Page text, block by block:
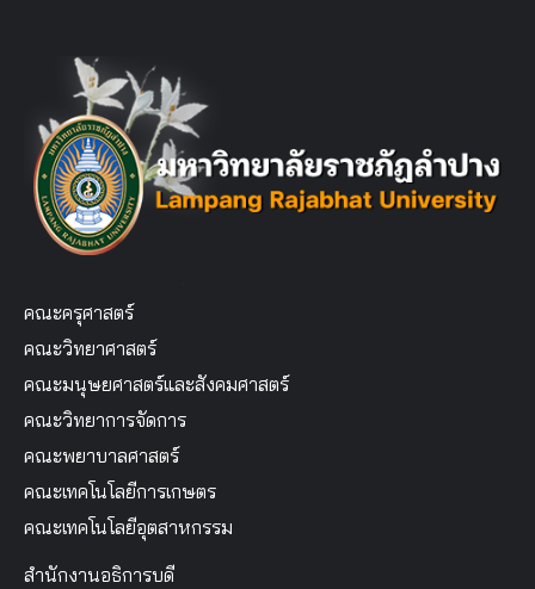
คณะครุศาสตร์
คณะวิทยาศาสตร์
คณะมนุษยศาสตร์และสังคมศาสตร์
คณะวิทยาการจัดการ
คณะพยาบาลศาสตร์
คณะเทคโนโลยีการเกษตร
คณะเทคโนโลยีอุตสาหกรรม
สำนักงานอธิการบดี